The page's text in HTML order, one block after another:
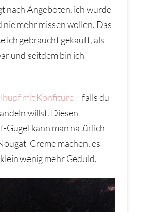
nach Angeboten, ich würde
mehr missen wollen. Das
ich gebraucht gekauft, als
und seitdem bin ich
mit Konfitüre– falls du
willst. Diesen
Gugel kann man natürlich
Creme machen, es
wenig mehr Geduld.